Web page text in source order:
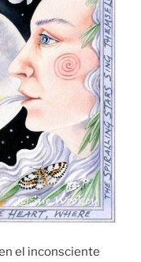
el inconsciente